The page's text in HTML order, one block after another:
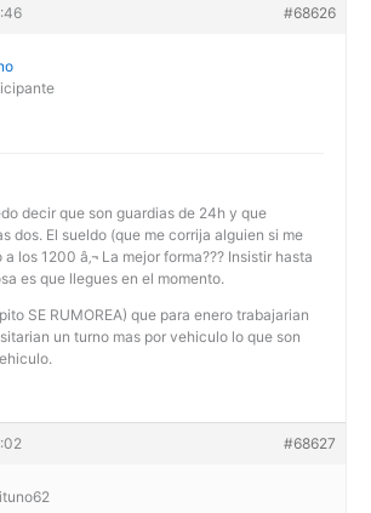
#68626
decir que son guardias de 24h y que
dos. El sueldo (que me corrija alguien si me
los 1200 â‚¬ La mejor forma??? Insistir hasta
es que llegues en el momento.
SE RUMOREA) que para enero trabajarian
un turno mas por vehiculo lo que son
#68627